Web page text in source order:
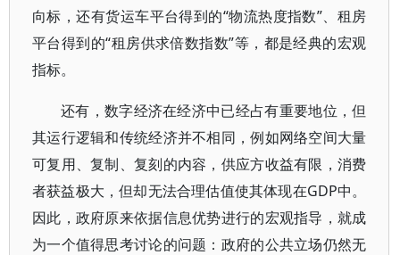
向标，还有货运车平台得到的“物流热度指数”、租房
平台得到的“租房供求倍数指数”等，都是经典的宏观
指标。
还有，数字经济在经济中已经占有重要地位，但
其运行逻辑和传统经济并不相同，例如网络空间大量
可复用、复制、复刻的内容，供应方收益有限，消费
者获益极大，但却无法合理估值使其体现在GDP中。
因此，政府原来依据信息优势进行的宏观指导，就成
为一个值得思考讨论的问题：政府的公共立场仍然无